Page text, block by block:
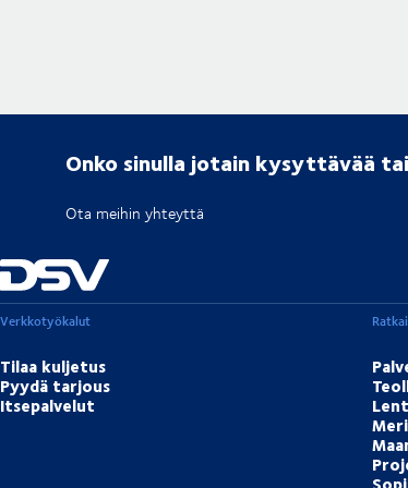
Onko sinulla jotain kysyttävää
Ota meihin yhteyttä
Verkkotyökalut
Tilaa kuljetus
Pyydä tarjous
Itsepalvelut